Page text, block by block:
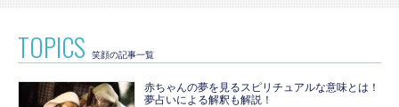
TOPICS 笑顔の記事一覧
赤ちゃんの夢を見るスピリチュアルな意味とは！
夢占いによる解釈も解説！